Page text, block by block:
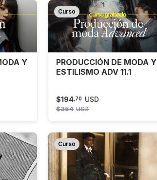
Y
Curso
PRODUCCIÓN DE MODA Y
ESTILISMO ADV 11.1
$194 70 USD
$354 USD
Curso